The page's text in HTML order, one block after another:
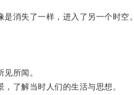
消失了一样，进入了另一个时空。
所闻。
了解当时人们的生活与思想。